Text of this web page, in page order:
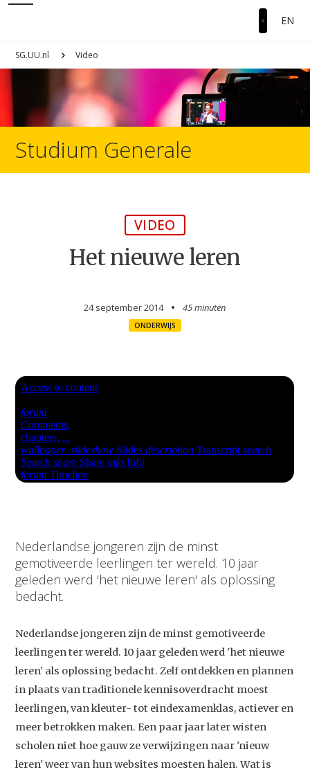
EN
SG.UU.nl Video
Studium Generale
VIDEO
Het nieuwe leren
24 september 2014 45 minuten
ONDERWIJS
Nederlandse jongeren zijn de minst
gemotiveerde leerlingen ter wereld. 10 jaar
geleden werd 'het nieuwe leren' als oplossing
bedacht.
Nederlandse jongeren zijn de minst gemotiveerde
leerlingen ter wereld. 10 jaar geleden werd 'het nieuwe
leren' als oplossing bedacht. Zelf ontdekken en plannen
in plaats van traditionele kennisoverdracht moest
leerlingen, van kleuter- tot eindexamenklas, actiever en
meer betrokken maken. Een paar jaar later wisten
scholen niet hoe gauw ze verwijzingen naar 'nieuw
leren' weer van hun websites moesten halen. Wat is